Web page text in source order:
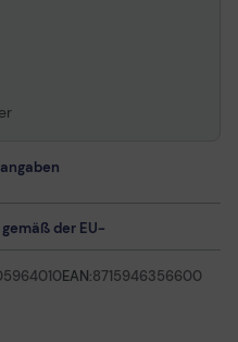
der EU-
EAN:8715946356600